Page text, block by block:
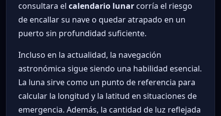
consultara el calendario lunar corría el riesgo
de encallar su nave o quedar atrapado en un
puerto sin profundidad suficiente.
Incluso en la actualidad, la navegación
astronómica sigue siendo una habilidad esencial.
La luna sirve como un punto de referencia para
calcular la longitud y la latitud en situaciones de
emergencia. Además, la cantidad de luz reflejada